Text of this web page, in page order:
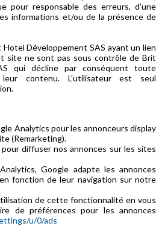
pour responsable des erreurs, d’une
informations et/ou de la présence de
Développement SAS ayant un lien
site ne sont pas sous contrôle de Brit
qui décline par conséquent toute
contenu. L'utilisateur est seul
Analytics pour les annonceurs display
(Remarketing).
diffuser nos annonces sur les sites
Google adapte les annonces
fonction de leur navigation sur notre
de cette fonctionnalité en vous
de préférences pour les annonces
u/0/ads